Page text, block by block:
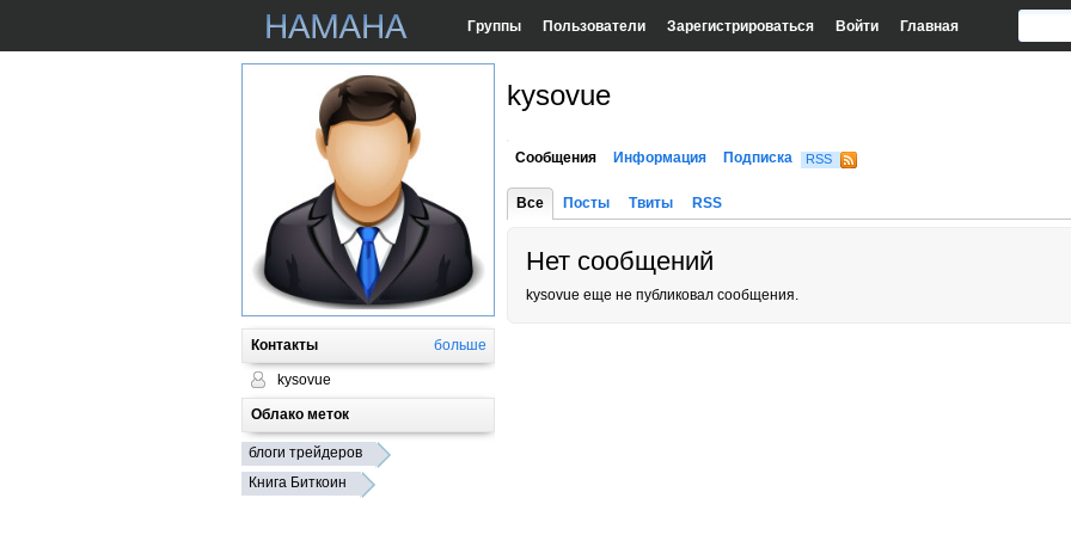
Группы Пользователи Зарегистрироваться Войти Главная
Контакты больше
kysovue
Облако меток
блоги трейдеров
Книга Биткоин
kysovue
Сообщения Информация Подписка RSS
Все Посты Твиты RSS
Нет сообщений
kysovue еще не публиковал сообщения.